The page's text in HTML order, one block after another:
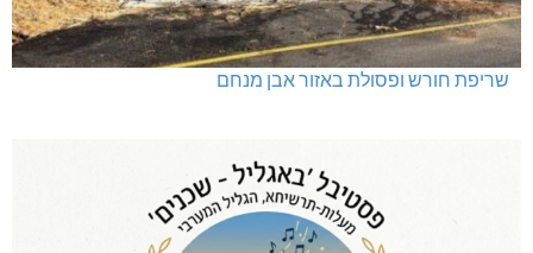
שריפת חורש ופסולת באזור אבן מנחם